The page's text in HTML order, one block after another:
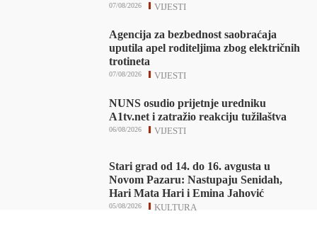
VIJESTI
07/08/2026
Agencija za bezbednost saobraćaja
uputila apel roditeljima zbog električnih
trotineta
VIJESTI
07/08/2026
NUNS osudio prijetnje uredniku
A1tv.net i zatražio reakciju tužilaštva
VIJESTI
06/08/2026
Stari grad od 14. do 16. avgusta u
Novom Pazaru: Nastupaju Senidah,
Hari Mata Hari i Emina Jahović
KULTURA
05/08/2026